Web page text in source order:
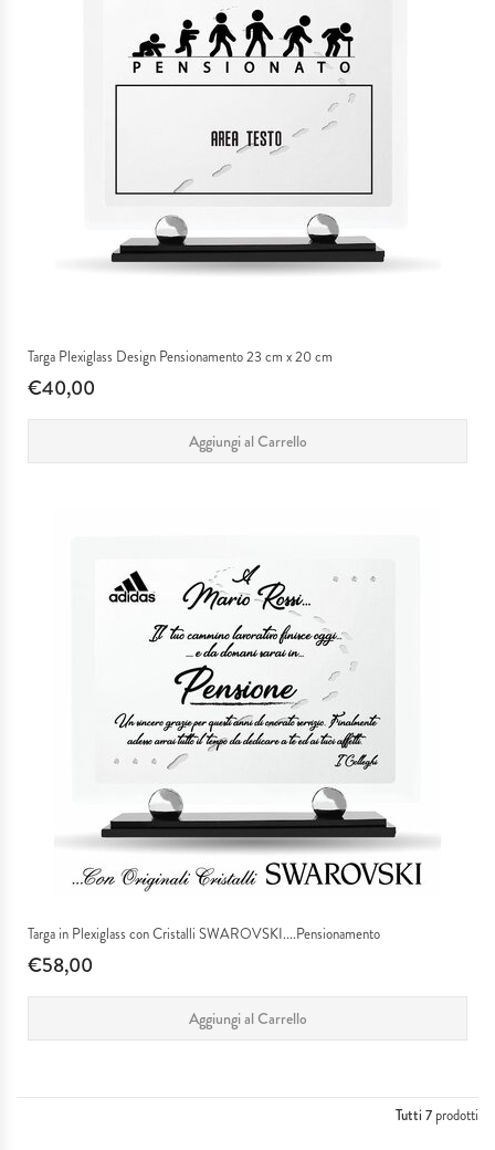
Targa Plexiglass Design Pensionamento 23 cm x 20 cm
€40,00
Aggiungi al Carrello
Targa in Plexiglass con Cristalli SWAROVSKI....Pensionamento
€58,00
Aggiungi al Carrello
Tutti 7 prodotti